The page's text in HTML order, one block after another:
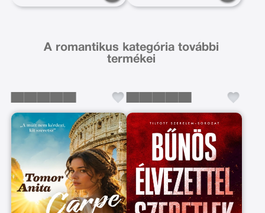
A romantikus kategória további
termékei